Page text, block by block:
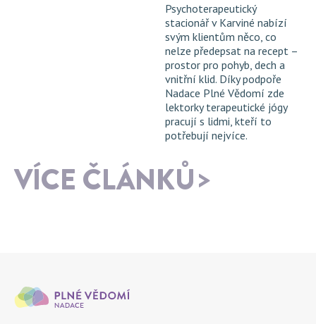
Psychoterapeutický
stacionář v Karviné nabízí
svým klientům něco, co
nelze předepsat na recept –
prostor pro pohyb, dech a
vnitřní klid. Díky podpoře
Nadace Plné Vědomí zde
lektorky terapeutické jógy
pracují s lidmi, kteří to
potřebují nejvíce.
VÍCE ČLÁNKŮ